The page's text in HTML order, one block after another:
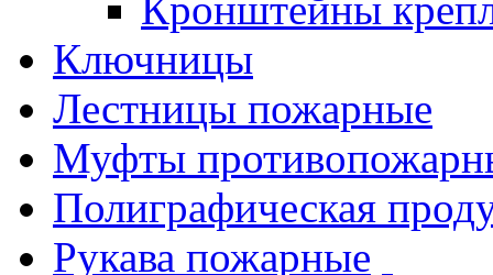
Ключницы
Лестницы пожарные
Муфты
Полиграфическая
Рукава пожарные